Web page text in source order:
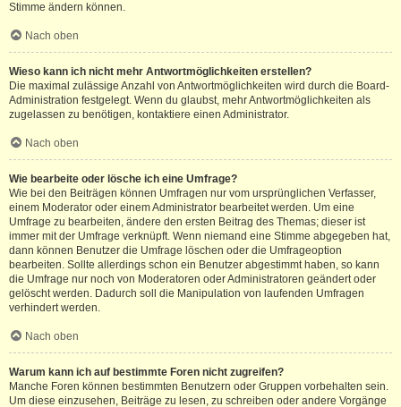
Stimme ändern können.
Nach oben
Wieso kann ich nicht mehr Antwortmöglichkeiten erstellen?
Die maximal zulässige Anzahl von Antwortmöglichkeiten wird durch die Board-
Administration festgelegt. Wenn du glaubst, mehr Antwortmöglichkeiten als
zugelassen zu benötigen, kontaktiere einen Administrator.
Nach oben
Wie bearbeite oder lösche ich eine Umfrage?
Wie bei den Beiträgen können Umfragen nur vom ursprünglichen Verfasser,
einem Moderator oder einem Administrator bearbeitet werden. Um eine
Umfrage zu bearbeiten, ändere den ersten Beitrag des Themas; dieser ist
immer mit der Umfrage verknüpft. Wenn niemand eine Stimme abgegeben hat,
dann können Benutzer die Umfrage löschen oder die Umfrageoption
bearbeiten. Sollte allerdings schon ein Benutzer abgestimmt haben, so kann
die Umfrage nur noch von Moderatoren oder Administratoren geändert oder
gelöscht werden. Dadurch soll die Manipulation von laufenden Umfragen
verhindert werden.
Nach oben
Warum kann ich auf bestimmte Foren nicht zugreifen?
Manche Foren können bestimmten Benutzern oder Gruppen vorbehalten sein.
Um diese einzusehen, Beiträge zu lesen, zu schreiben oder andere Vorgänge